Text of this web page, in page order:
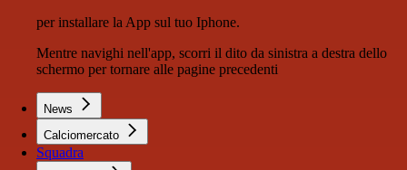
per installare la App sul tuo Iphone.
Mentre navighi nell'app, scorri il dito da sinistra a destra dello
schermo per tornare alle pagine precedenti
News
Calciomercato
Squadra